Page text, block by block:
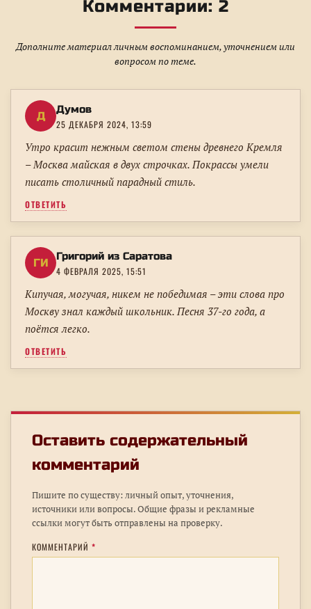
Комментарии: 2
Дополните материал личным воспоминанием, уточнением или
вопросом по теме.
Д Думов
25 ДЕКАБРЯ 2024, 13:59
Утро красит нежным светом стены древнего Кремля
– Москва майская в двух строчках. Покрассы умели
писать столичный парадный стиль.
ОТВЕТИТЬ
ГИ Григорий из Саратова
4 ФЕВРАЛЯ 2025, 15:51
Кипучая, могучая, никем не победимая – эти слова про
Москву знал каждый школьник. Песня 37-го года, а
поётся легко.
ОТВЕТИТЬ
Оставить содержательный
комментарий
Пишите по существу: личный опыт, уточнения,
источники или вопросы. Общие фразы и рекламные
ссылки могут быть отправлены на проверку.
КОММЕНТАРИЙ *